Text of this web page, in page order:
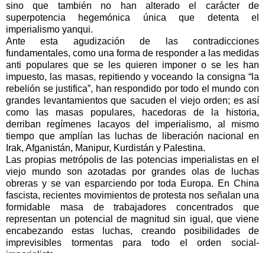
sino que también no han alterado el carácter de
superpotencia hegemónica única que detenta el
imperialismo yanqui.
Ante esta agudización de las contradicciones
fundamentales, como una forma de responder a las medidas
anti populares que se les quieren imponer o se les han
impuesto, las masas, repitiendo y voceando la consigna “la
rebelión se justifica”, han respondido por todo el mundo con
grandes levantamientos que sacuden el viejo orden; es así
como las masas populares, hacedoras de la historia,
derriban regímenes lacayos del imperialismo, al mismo
tiempo que amplían las luchas de liberación nacional en
Irak, Afganistán, Manipur, Kurdistán y Palestina.
Las propias metrópolis de las potencias imperialistas en el
viejo mundo son azotadas por grandes olas de luchas
obreras y se van esparciendo por toda Europa. En China
fascista, recientes movimientos de protesta nos señalan una
formidable masa de trabajadores concentrados que
representan un potencial de magnitud sin igual, que viene
encabezando estas luchas, creando posibilidades de
imprevisibles tormentas para todo el orden social-